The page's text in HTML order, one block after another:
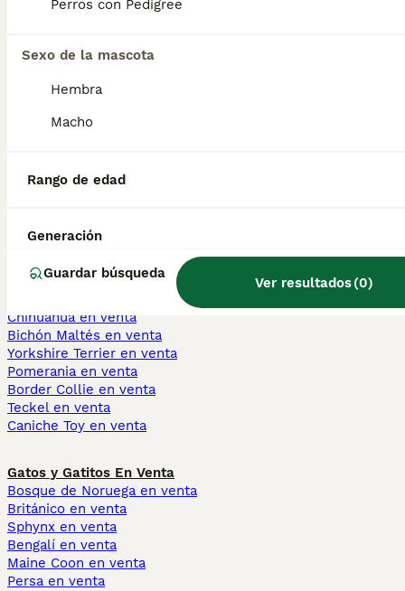
Perros con Pedigree
Sexo de la mascota
Hembra
Macho
Rango de edad
Generación
Guardar búsqueda
Ver resultados(0)
Is a Thai Ridgeback a good
de Thai Ridgeback?
Perros Cachorros En Venta
Chihuahua en venta
Bichón Maltés en venta
Yorkshire Terrier en venta
Pomerania en venta
Border Collie en venta
Teckel en venta
Caniche Toy en venta
Gatos y Gatitos En Venta
Bosque de Noruega en venta
Británico en venta
Sphynx en venta
Bengalí en venta
Maine Coon en venta
Persa en venta